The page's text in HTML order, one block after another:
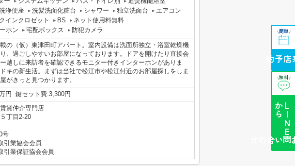
浄便座 洗髪洗面化粧台 シャワー 独立洗面台
エアコン
インクロゼット BS
ネット使用料無料
ホン
宅配ボックス 防犯カメラ
の（仮）東津田町アパート。室内設備は洗面所独立・浴室乾燥機
、過ごしやすいお部屋になっております。ドアを開けたり直接会
越しに来訪者を確認できるモニター付きインターホンがありま
キの新生活。まずは当社で松江市や松江付近のお部屋探しをしま
がきっと見つかります。
円 鍵セット費:3,300円
貸仲介専門店
丁目2-20
号
引業協会会員
引業保証協会会員
\簡単/
来店予約
\無料/
L
I
N
E
か
ら